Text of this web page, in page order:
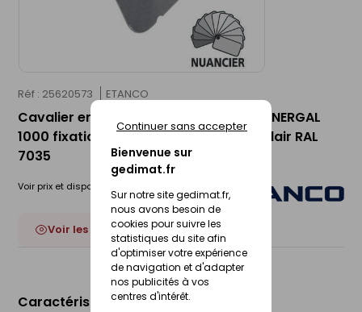
Bienvenue sur
gedimat.fr
Sur notre site gedimat.fr,
nous avons besoin de
cookies pour suivre les
statistiques du site afin
d'optimiser votre expérience
de navigation et d'adapter
nos publicités à vos
centres d'intérêt.
Continuer sans accepter
Réf : 25620573 ETANCO
Cavalier en acier galvanisé UNINERVA-NERGAL
1000 fixation en sommet d'onde gris clair RAL
7035
Voir prix et disponibilité en magasin
Voir les 19 déclinaisons
Caractéristiques du produit